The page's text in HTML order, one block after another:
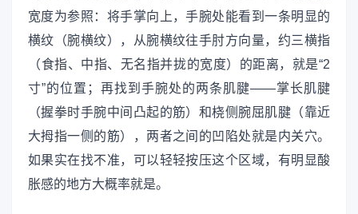
宽度为参照：将手掌向上，手腕处能看到一条明显的
横纹（腕横纹），从腕横纹往手肘方向量，约三横指
（食指、中指、无名指并拢的宽度）的距离，就是“2
寸”的位置；再找到手腕处的两条肌腱——掌长肌腱
（握拳时手腕中间凸起的筋）和桡侧腕屈肌腱（靠近
大拇指一侧的筋），两者之间的凹陷处就是内关穴。
如果实在找不准，可以轻轻按压这个区域，有明显酸
胀感的地方大概率就是。